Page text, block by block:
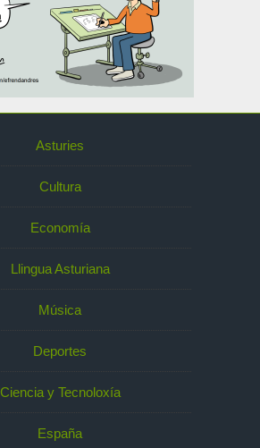
Asturies
Cultura
Economía
Llingua Asturiana
Música
Deportes
Ciencia y Tecnoloxía
España